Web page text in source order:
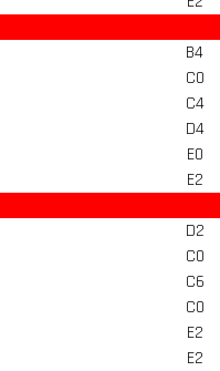
B4
C0
C4
D4
E0
E2
D2
C0
C6
C0
E2
E2